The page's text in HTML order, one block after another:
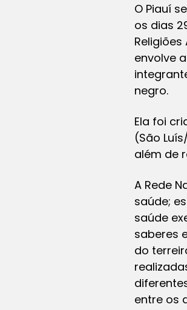
O Piauí
os dias
envolve
negro.
Ela foi
(São
além de
A Rede
saúde;
saúde
saberes
do
entre os